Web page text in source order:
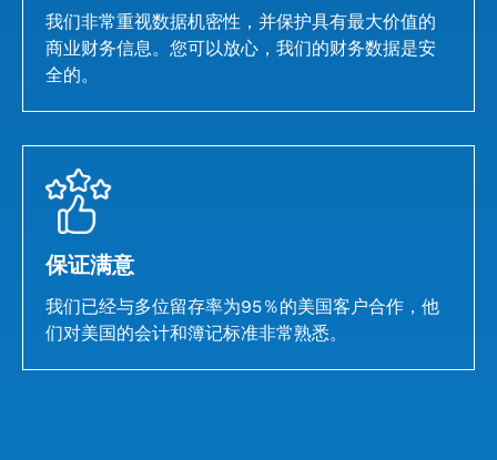
我们非常重视数据机密性，并保护具有最大价值的
商业财务信息。您可以放心，我们的财务数据是安
全的。
保证满意
我们已经与多位留存率为95％的美国客户合作，他
们对美国的会计和簿记标准非常熟悉。